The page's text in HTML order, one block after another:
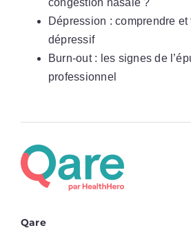
congestion nasale ?
Dépression : comprendre
dépressif
Burn-out : les signes de
professionnel
Qare